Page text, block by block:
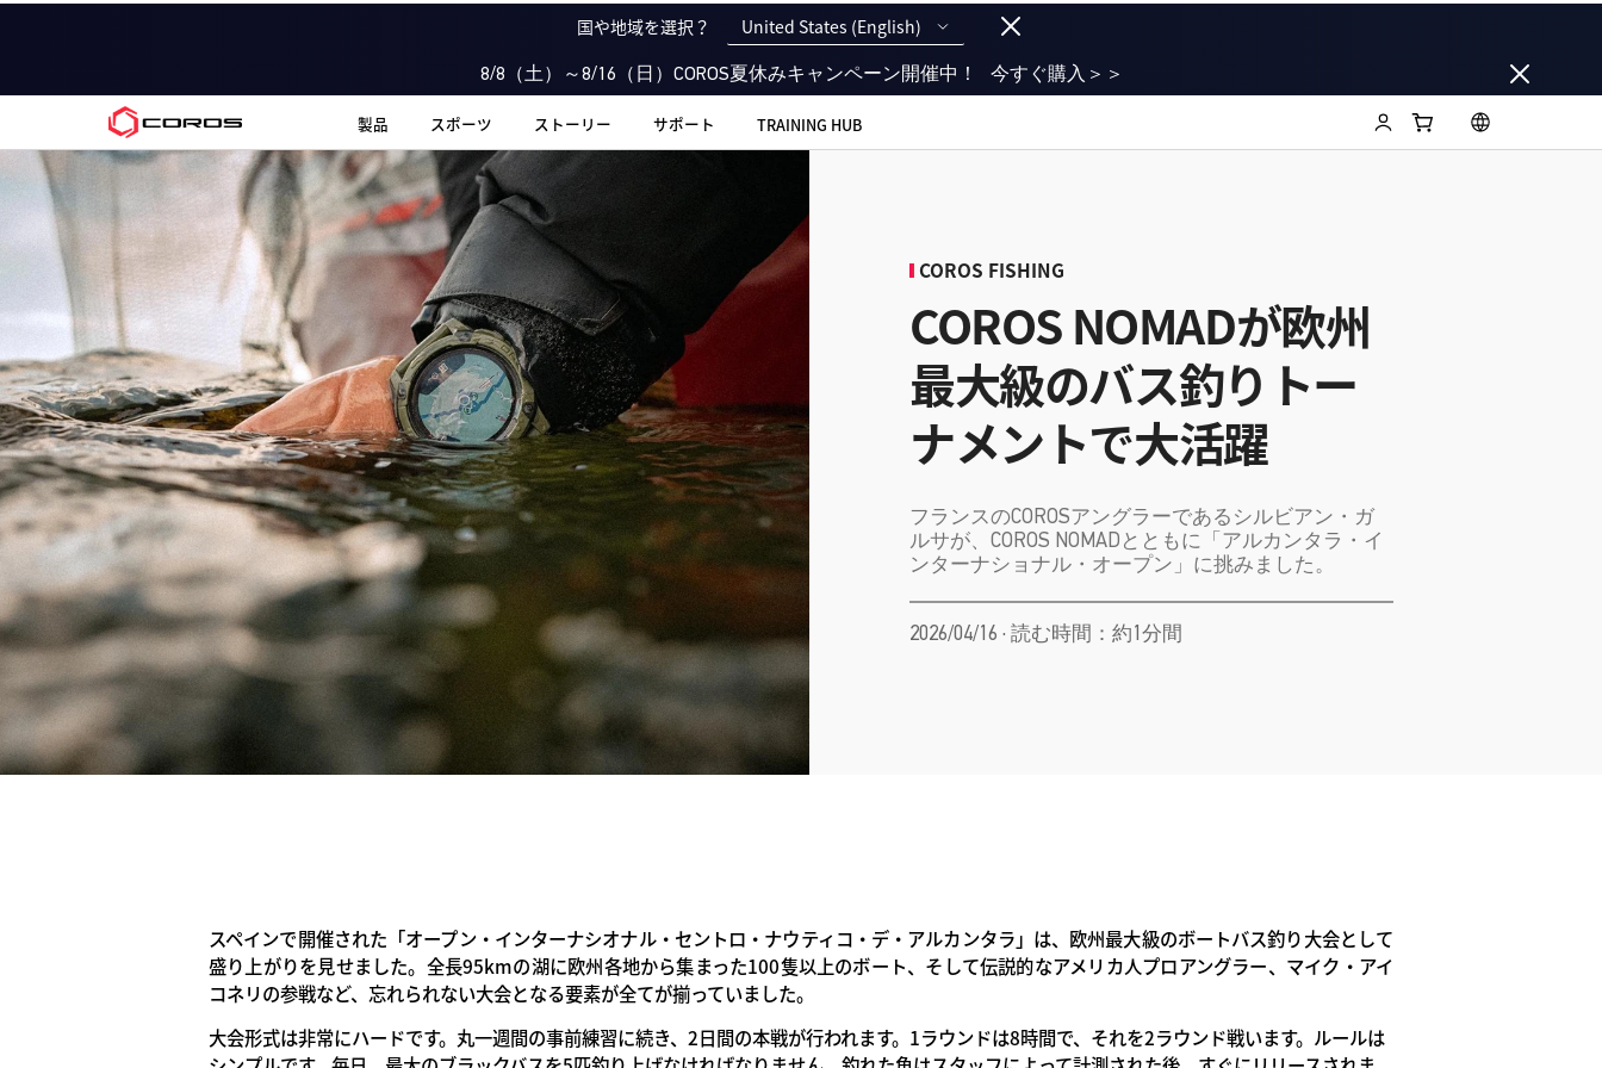
国や地域を選択？ United States (English)
8/8（土）～8/16（日）COROS夏休みキャンペーン開催中！ 今すぐ購入＞＞
COROS JP 製品 スポーツ ストーリー サポート TRAINING HUB
COROS FISHING
COROS NOMADが欧州
最大級のバス釣りトー
ナメントで大活躍
フランスのCOROSアングラーであるシルビアン・ガ
ルサが、COROS NOMADとともに「アルカンタラ・イ
ンターナショナル・オープン」に挑みました。
2026/04/16 · 読む時間：約1分間
スペインで開催された「オープン・インターナシオナル・セントロ・ナウティコ・デ・アルカンタラ」は、欧州最大級のボートバス釣り大会として
盛り上がりを見せました。全長95kmの湖に欧州各地から集まった100隻以上のボート、そして伝説的なアメリカ人プロアングラー、マイク・アイ
コネリの参戦など、忘れられない大会となる要素が全てが揃っていました。
大会形式は非常にハードです。丸一週間の事前練習に続き、2日間の本戦が行われます。1ラウンドは8時間で、それを2ラウンド戦います。ルールは